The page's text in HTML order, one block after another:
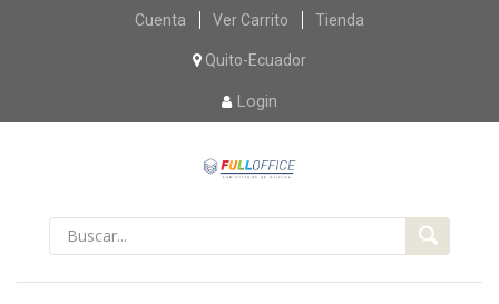
Skip
content
Cuenta Ver Carrito Tienda
Quito-Ecuador
Login